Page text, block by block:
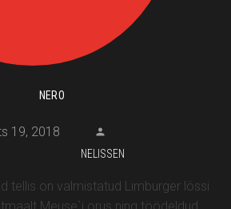
NERO
19, 2018
NELISSEN
tellis on valmistatud Limburger lössi